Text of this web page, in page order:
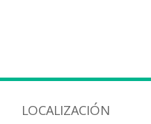
LOCALIZACIÓN